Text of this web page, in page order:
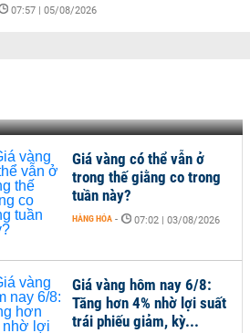
07:57 | 05/08/2026
Giá vàng hôm nay 6/8:
Tăng hơn 4% nhờ lợi suất
trái phiếu giảm, kỳ...
Giá vàng có thể vẫn ở
trong thế giằng co trong
tuần này?
HÀNG HÓA - 07:02 | 03/08/2026